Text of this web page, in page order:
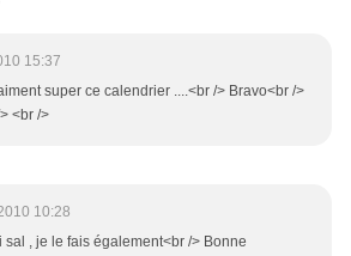
15:37
super ce calendrier ....<br /> Bravo<br />
<br />
10:28
sal , je le fais également<br /> Bonne